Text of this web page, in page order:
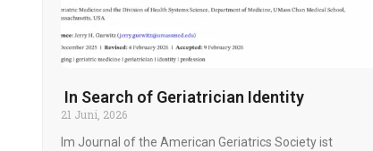
In Search of Geriatrician Identity
21 Juni, 2026
Im Journal of the American Geriatrics Society ist